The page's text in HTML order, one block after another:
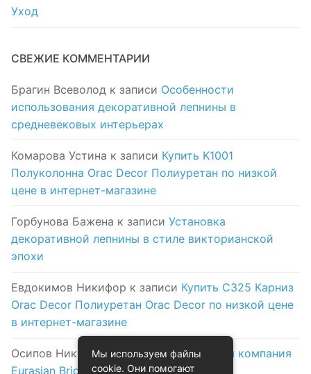
Уход
СВЕЖИЕ КОММЕНТАРИИ
Брагин Всеволод к записи Особенности
использования декоративной лепнины в
средневековых интерьерах
Комарова Устина к записи Купить K1001
Полуколонна Orac Decor Полиуретан по низкой
цене в интернет-магазине
Горбунова Бажена к записи Установка
декоративной лепнины в стиле викторианской
эпохи
Евдокимов Никифор к записи Купить C325 Карниз
Orac Decor Полиуретан Orac Decor по низкой цене
в интернет-магазине
Осипов Николак записиЛогистическая компания
Eurasian Bridge в Астане: надежность и
Мы используем файлы
cookie. Они помогают